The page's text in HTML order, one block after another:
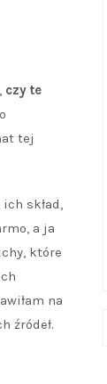
czy te
tej
skład,
a ja
które
na
źródeł.